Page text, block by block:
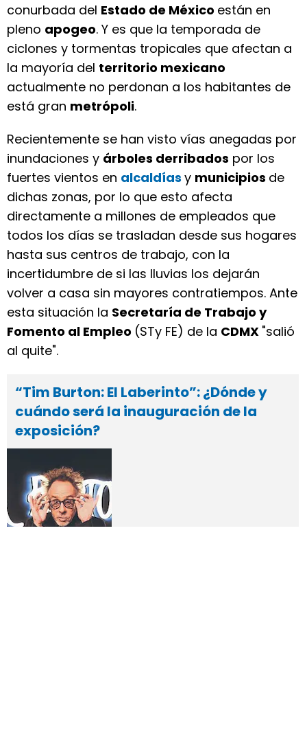
conurbada del Estado de México están en
pleno apogeo. Y es que la temporada de
ciclones y tormentas tropicales que afectan a
la mayoría del territorio mexicano
actualmente no perdonan a los habitantes de
está gran metrópoli.
Recientemente se han visto vías anegadas por
inundaciones y árboles derribados por los
fuertes vientos en alcaldías y municipios de
dichas zonas, por lo que esto afecta
directamente a millones de empleados que
todos los días se trasladan desde sus hogares
hasta sus centros de trabajo, con la
incertidumbre de si las lluvias los dejarán
volver a casa sin mayores contratiempos. Ante
esta situación la Secretaría de Trabajo y
Fomento al Empleo (STy FE) de la CDMX "salió
al quite".
“Tim Burton: El Laberinto”: ¿Dónde y
cuándo será la inauguración de la
exposición?